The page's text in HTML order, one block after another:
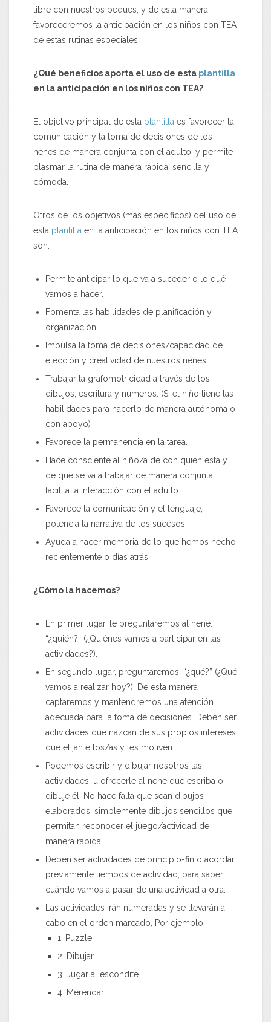
libre con nuestros peques, y de esta manera
favoreceremos la anticipación en los niños con TEA
de estas rutinas especiales.
¿Qué beneficios aporta el uso de esta plantilla
en la anticipación en los niños con TEA?
El objetivo principal de esta plantilla es favorecer la
comunicación y la toma de decisiones de los
nenes de manera conjunta con el adulto, y permite
plasmar la rutina de manera rápida, sencilla y
cómoda.
Otros de los objetivos (más específicos) del uso de
esta plantilla en la anticipación en los niños con TEA
son:
Permite anticipar lo que va a suceder o lo qué
vamos a hacer.
Fomenta las habilidades de planificación y
organización.
Impulsa la toma de decisiones/capacidad de
elección y creatividad de nuestros nenes.
Trabajar la grafomotricidad a través de los
dibujos, escritura y números. (Si el niño tiene las
habilidades para hacerlo de manera autónoma o
con apoyo)
Favorece la permanencia en la tarea.
Hace consciente al niño/a de con quién está y
de qué se va a trabajar de manera conjunta;
facilita la interacción con el adulto.
Favorece la comunicación y el lenguaje,
potencia la narrativa de los sucesos.
Ayuda a hacer memoria de lo que hemos hecho
recientemente o días atrás.
¿Cómo la hacemos?
En primer lugar, le preguntaremos al nene:
“¿quién?” (¿Quiénes vamos a participar en las
actividades?).
En segundo lugar, preguntaremos, “¿qué?” (¿Qué
vamos a realizar hoy?). De esta manera
captaremos y mantendremos una atención
adecuada para la toma de decisiones. Deben ser
actividades que nazcan de sus propios intereses,
que elijan ellos/as y les motiven.
Podemos escribir y dibujar nosotros las
actividades, u ofrecerle al nene que escriba o
dibuje él. No hace falta que sean dibujos
elaborados, simplemente dibujos sencillos que
permitan reconocer el juego/actividad de
manera rápida.
Deben ser actividades de principio-fin o acordar
previamente tiempos de actividad, para saber
cuándo vamos a pasar de una actividad a otra.
Las actividades irán numeradas y se llevarán a
cabo en el orden marcado, Por ejemplo:
1. Puzzle
2. Dibujar
3. Jugar al escondite
4. Merendar.